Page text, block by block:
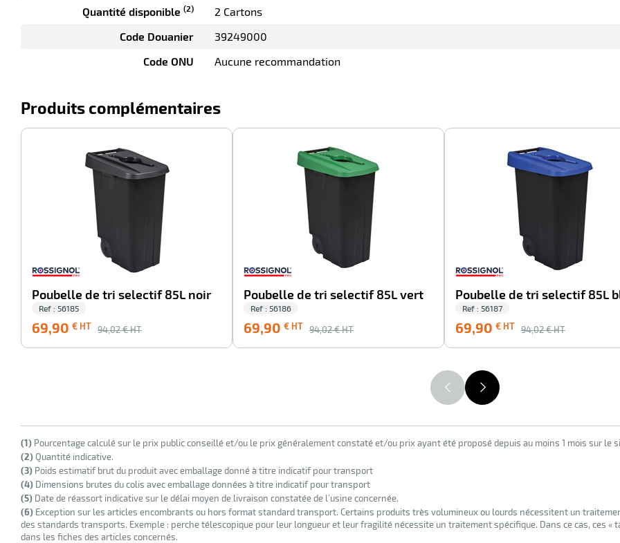
Quantité disponible (2)
2 Cartons
Code Douanier
39249000
Code ONU
Aucune recommandation
Produits complémentaires
Poubelle de tri selectif 85L noir
Ref : 56185
69,90 € HT 94,02 € HT
Poubelle de tri selectif 85L vert
Ref : 56186
69,90 € HT 94,02 € HT
Poubelle de tri selectif 85L
Ref : 56187
69,90 € HT 94,02 € HT
(1) Pourcentage calculé sur le prix public conseillé et/ou le prix généralement constaté et/ou prix ayant été proposé depuis au moins 1 mois sur le
(2)Quantité indicative.
(3) Poids estimatif brut du produit avec emballage donné à titre indicatif pour transport
(4) Dimensions brutes du colis avec emballage données à titre indicatif pour transport
(5) Date de réassort indicative sur le délai moyen de livraison constatée de l’usine concernée.
(6) Exception sur les articles encombrants ou hors format standard transport. Certains produits très volumineux ou lourds nécessitent un
des standards transports. Exemple : perche télescopique pour leur longueur et leur fragilité nécessite un traitement spécifique. Dans ce cas, ces
dans les fiches des articles concernés.